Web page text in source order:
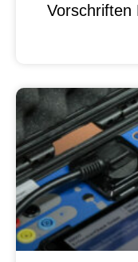
Vorschriften